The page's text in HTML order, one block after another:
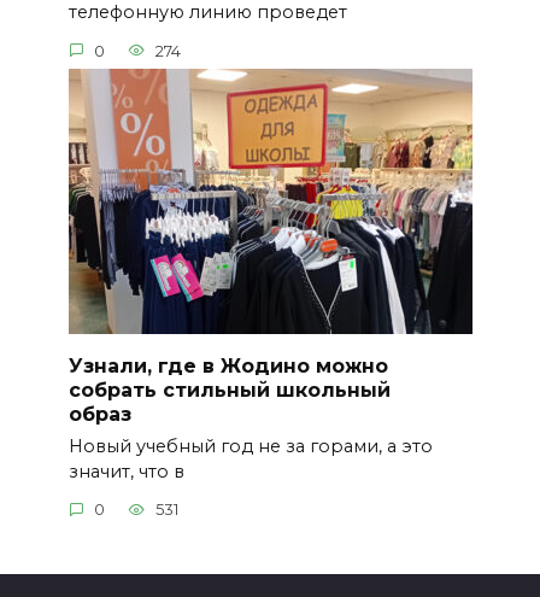
телефонную линию проведет
0 274
Узнали, где в Жодино можно
собрать стильный школьный
образ
Новый учебный год не за горами, а это
значит, что в
0 531